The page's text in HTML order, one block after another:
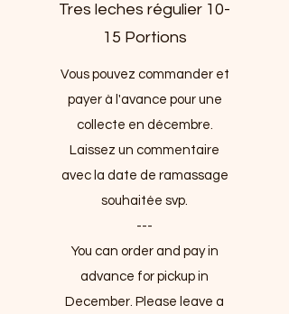
Tres leches régulier 10-
15 Portions
Vous pouvez commander et
payer à l'avance pour une
collecte en décembre.
Laissez un commentaire
avec la date de ramassage
souhaitée svp.
---
You can order and pay in
advance for pickup in
December. Please leave a